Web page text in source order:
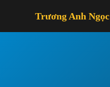
Trương Anh Ngọc